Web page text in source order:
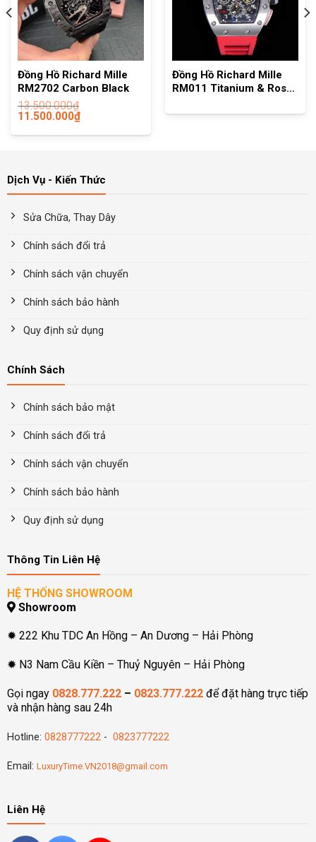
Đồng Hồ Richard Mille
RM2702 Carbon Black
13.500.000₫
11.500.000₫
Đồng Hồ Richard Mille
RM011 Titanium & Rose
Dịch Vụ - Kiến Thức
Sửa Chữa, Thay Dây
Chính sách đổi trả
Chính sách vận chuyển
Chính sách bảo hành
Quy định sử dụng
Chính Sách
Chính sách bảo mật
Chính sách đổi trả
Chính sách vận chuyển
Chính sách bảo hành
Quy định sử dụng
Thông Tin Liên Hệ
HỆ THỐNG SHOWROOM
Showroom
✹ 222 Khu TDC An Hồng – An Dương – Hải Phòng
✹ N3 Nam Cầu Kiền – Thuỷ Nguyên – Hải Phòng
Gọi ngay 0828.777.222– 0823.777.222để đặt hàng trực tiếp
và nhận hàng sau 24h
Hotline: 0828777222- 0823777222
Email: LuxuryTime.VN2018@gmail.com
Liên Hệ